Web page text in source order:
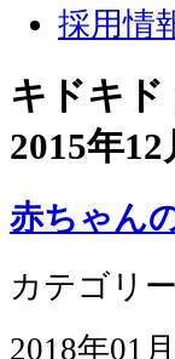
採用情
キドキ
2015年12
赤ちゃん
カテゴリー
2018年01